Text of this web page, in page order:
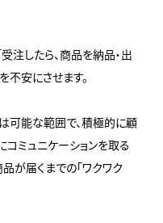
注したら、商品を納品・出
不安にさせます。
可能な範囲で、積極的に顧
コミュニケーションを取る
が届くまでの「ワクワク